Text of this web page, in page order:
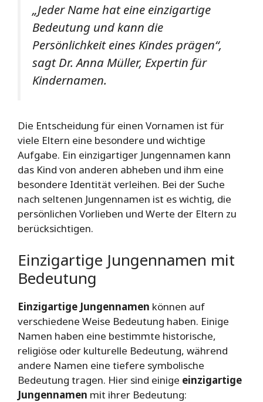
„Jeder Name hat eine einzigartige
Bedeutung und kann die
Persönlichkeit eines Kindes prägen“,
sagt Dr. Anna Müller, Expertin für
Kindernamen.
Die Entscheidung für einen Vornamen ist für
viele Eltern eine besondere und wichtige
Aufgabe. Ein einzigartiger Jungennamen kann
das Kind von anderen abheben und ihm eine
besondere Identität verleihen. Bei der Suche
nach seltenen Jungennamen ist es wichtig, die
persönlichen Vorlieben und Werte der Eltern zu
berücksichtigen.
Einzigartige Jungennamen mit
Bedeutung
Einzigartige Jungennamen können auf
verschiedene Weise Bedeutung haben. Einige
Namen haben eine bestimmte historische,
religiöse oder kulturelle Bedeutung, während
andere Namen eine tiefere symbolische
Bedeutung tragen. Hier sind einige einzigartige
Jungennamen mit ihrer Bedeutung: